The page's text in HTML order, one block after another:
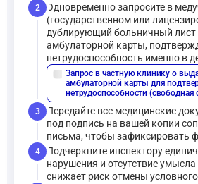
2
Одновременно запросите в
(государственном или
дублирующий больничный лист
амбулаторной карты,
нетрудоспособность именно в
Запрос в частную клинику о
амбулаторной карты для
нетрудоспособности
3
Передайте все медицинские
под подпись на вашей копии
письма, чтобы зафиксировать
4
Подчеркните инспектору
нарушения и отсутствие
снижает риск отмены